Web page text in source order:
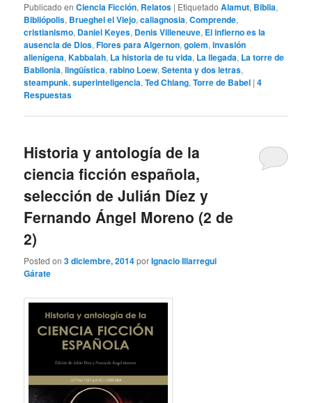
Publicado en Ciencia Ficción, Relatos | Etiquetado Alamut, Biblia,
Bibliópolis, Brueghel el Viejo,caliagnosia,Comprende,
cristianismo, Daniel Keyes, Denis Villeneuve, El infierno es la
ausencia de Dios,Flores para Algernon,golem,invasión
alienígena,Kabbalah, La historia de tu vida, La llegada, La torre de
Babilonia,lingüística,rabino Loew,Setenta y dos letras,
steampunk,superinteligencia,Ted Chiang,Torre de Babel |4
Respuestas
Historia y antología de la
ciencia ficción española,
selección de Julián Díez y
Fernando Ángel Moreno (2 de
2)
Posted on3 diciembre, 2014porIgnacio Illarregui
Gárate